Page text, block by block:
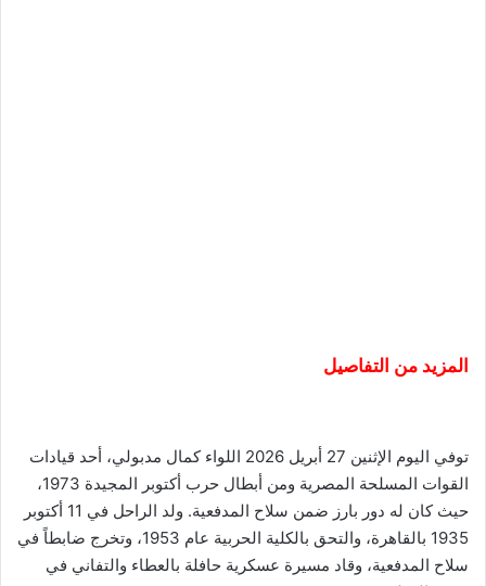
المزيد من التفاصيل
توفي اليوم الإثنين 27 أبريل 2026 اللواء كمال مدبولي، أحد قيادات
القوات المسلحة المصرية ومن أبطال حرب أكتوبر المجيدة 1973،
حيث كان له دور بارز ضمن سلاح المدفعية. ولد الراحل في 11 أكتوبر
1935 بالقاهرة، والتحق بالكلية الحربية عام 1953، وتخرج ضابطاً في
سلاح المدفعية، وقاد مسيرة عسكرية حافلة بالعطاء والتفاني في